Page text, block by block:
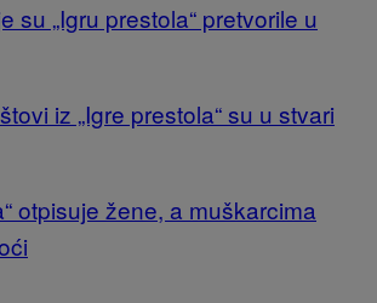
su „Igru prestola“ pretvorile u
iz „Igre prestola“ su u stvari
otpisuje žene, a muškarcima